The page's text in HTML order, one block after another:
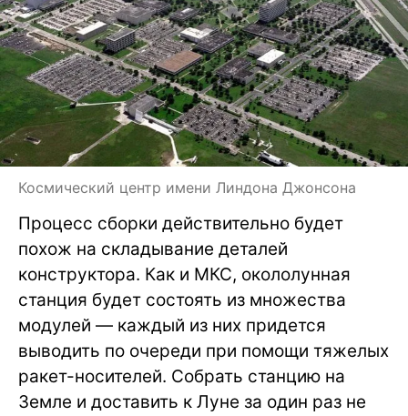
Космический центр имени Линдона Джонсона
Процесс сборки действительно будет
похож на складывание деталей
конструктора. Как и МКС, окололунная
станция будет состоять из множества
модулей — каждый из них придется
выводить по очереди при помощи тяжелых
ракет-носителей. Собрать станцию на
Земле и доставить к Луне за один раз не